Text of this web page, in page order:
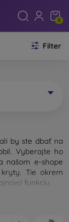
0
Filter
by ste dbať na
Vyberajte ho
našom e-shope
Tie okrem
funkciu.
Je určený na
na mobil sa